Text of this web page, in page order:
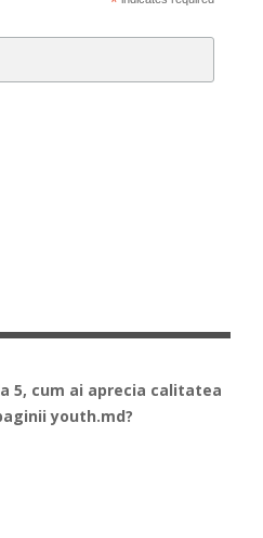
5, cum ai aprecia calitatea
youth.md?